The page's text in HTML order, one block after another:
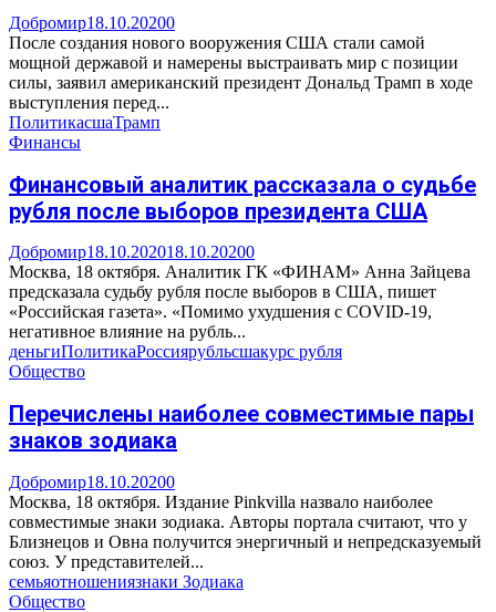
Добромир18.10.20200
После создания нового вооружения США стали самой
мощной державой и намерены выстраивать мир с позиции
силы, заявил американский президент Дональд Трамп в ходе
выступления перед...
ПолитикасшаТрамп
Финансы
Финансовый аналитик рассказала о судьбе
рубля после выборов президента США
Добромир18.10.202018.10.20200
Москва, 18 октября. Аналитик ГК «ФИНАМ» Анна Зайцева
предсказала судьбу рубля после выборов в США, пишет
«Российская газета». «Помимо ухудшения с COVID-19,
негативное влияние на рубль...
деньгиПолитикаРоссиярубльсшакурс рубля
Общество
Перечислены наиболее совместимые пары
знаков зодиака
Добромир18.10.20200
Москва, 18 октября. Издание Pinkvilla назвало наиболее
совместимые знаки зодиака. Авторы портала считают, что у
Близнецов и Овна получится энергичный и непредсказуемый
союз. У представителей...
семьяотношениязнаки Зодиака
Общество